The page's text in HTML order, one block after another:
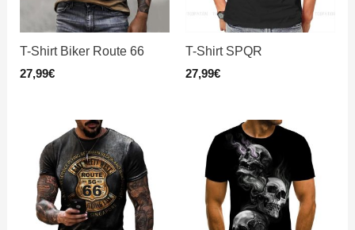
T-Shirt Biker Route 66
27,99€
T-Shirt SPQR
27,99€